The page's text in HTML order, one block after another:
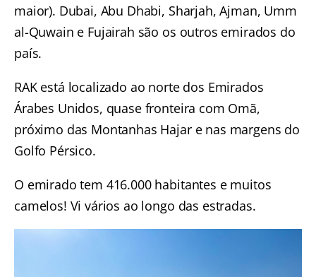
maior). Dubai, Abu Dhabi, Sharjah, Ajman, Umm
al-Quwain e Fujairah são os outros emirados do
país.
RAK está localizado ao norte dos Emirados
Árabes Unidos, quase fronteira com Omã,
próximo das Montanhas Hajar e nas margens do
Golfo Pérsico.
O emirado tem 416.000 habitantes e muitos
camelos! Vi vários ao longo das estradas.